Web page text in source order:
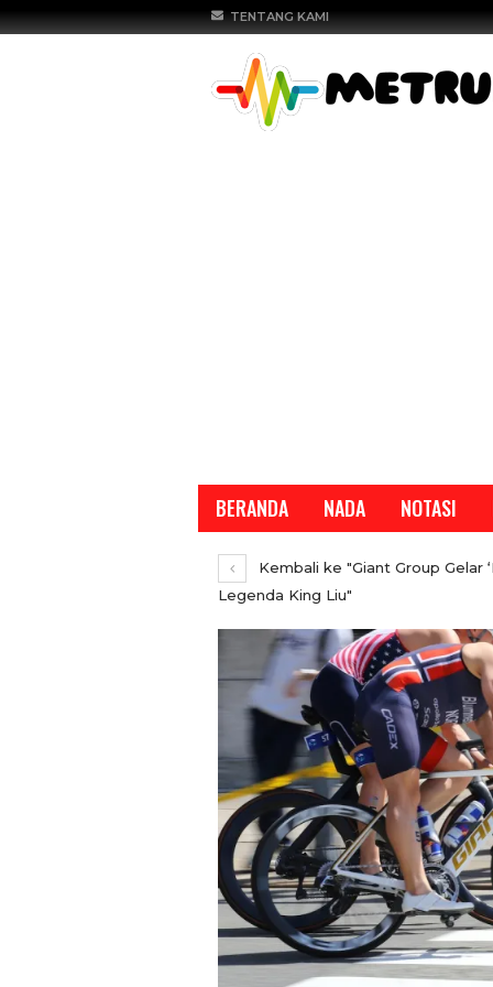
TENTANG KAMI
BERANDA NADA NOTASI
Kembali ke "Giant Group Gelar
Legenda King Liu"
REPORTASE